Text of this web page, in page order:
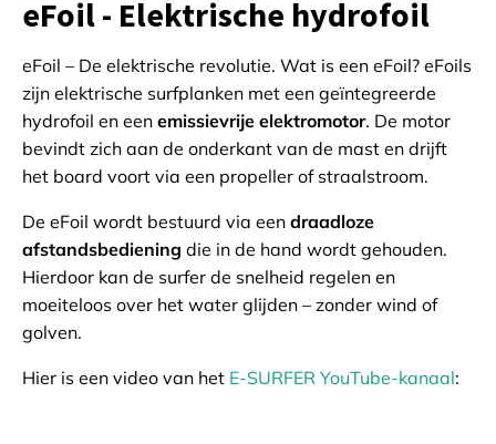
eFoil - Elektrische hydrofoil
eFoil – De elektrische revolutie. Wat is een eFoil? eFoils
zijn elektrische surfplanken met een geïntegreerde
hydrofoil en een emissievrije elektromotor. De motor
bevindt zich aan de onderkant van de mast en drijft
het board voort via een propeller of straalstroom.
De eFoil wordt bestuurd via een draadloze
afstandsbediening die in de hand wordt gehouden.
Hierdoor kan de surfer de snelheid regelen en
moeiteloos over het water glijden – zonder wind of
golven.
Hier is een video van het E-SURFER YouTube-kanaal: